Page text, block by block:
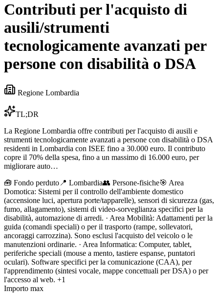
Contributi per l'acquisto di
ausili/strumenti
tecnologicamente avanzati per
persone con disabilità o DSA
Regione Lombardia
TL;DR
La Regione Lombardia offre contributi per l'acquisto di ausili e
strumenti tecnologicamente avanzati a persone con disabilità o DSA
residenti in Lombardia con ISEE fino a 30.000 euro. Il contributo
copre il 70% della spesa, fino a un massimo di 16.000 euro, per
migliorare auto…
🧰 Fondo perduto 📍 Lombardia👥 Persone-fisiche🎯 Area
Domotica: Sistemi per il controllo dell'ambiente domestico
(accensione luci, apertura porte/tapparelle), sensori di sicurezza (gas,
fumo, allagamento), sistemi di video-sorveglianza specifici per la
disabilità, automazione di arredi. · Area Mobilità: Adattamenti per la
guida (comandi speciali) o per il trasporto (rampe, sollevatori,
ancoraggi carrozzina). Sono esclusi l'acquisto del veicolo o le
manutenzioni ordinarie. · Area Informatica: Computer, tablet,
periferiche speciali (mouse a mento, tastiere espanse, puntatori
oculari). Software specifici per la comunicazione (CAA), per
l'apprendimento (sintesi vocale, mappe concettuali per DSA) o per
l'accesso al web. +1
Importo max